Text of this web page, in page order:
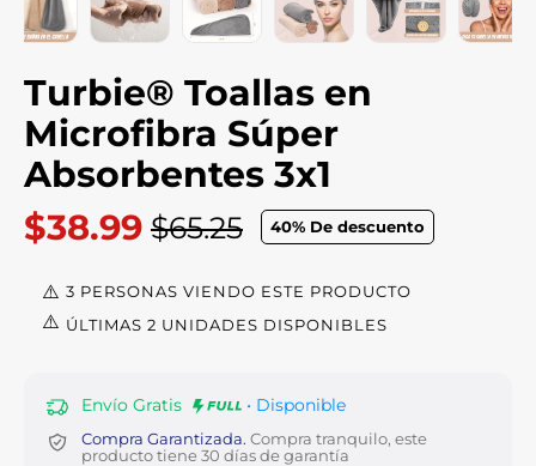
Turbie® Toallas en
Microfibra Súper
Absorbentes 3x1
$38.99 $65.25
Precio
habitual
40% De descuento
3 PERSONAS VIENDO ESTE PRODUCTO
ÚLTIMAS 2 UNIDADES DISPONIBLES
Envío Gratis • Disponible
Compra Garantizada. Compra tranquilo, este
producto tiene 30 días de garantía